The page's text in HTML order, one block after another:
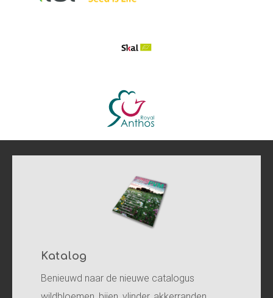
Katalog
Benieuwd naar de nieuwe catalogus